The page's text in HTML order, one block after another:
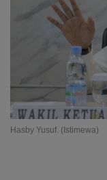
Hasby Yusuf. (Istimewa)